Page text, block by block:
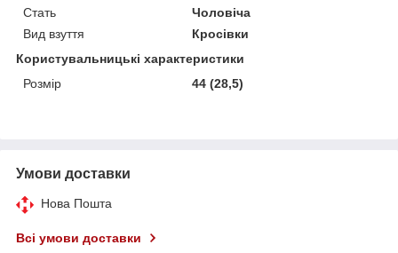
Стать
Чоловіча
Вид взуття
Кросівки
Користувальницькі характеристики
Розмір
44 (28,5)
Умови доставки
Нова Пошта
Всі умови доставки